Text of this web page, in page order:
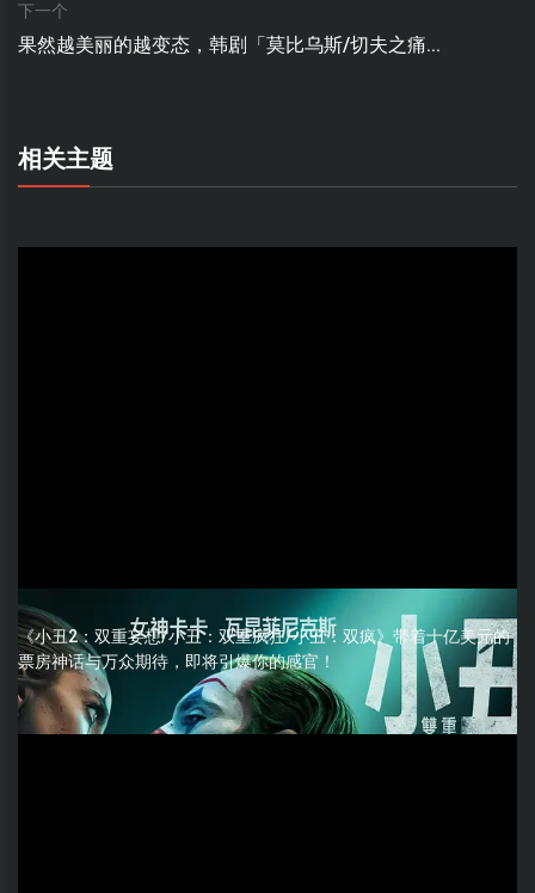
下一个
果然越美丽的越变态，韩剧「莫比乌斯/切夫之痛...
相关主题
《小丑2：双重妄想/小丑：双重疯狂/小丑：双疯》带着十亿美元的
票房神话与万众期待，即将引爆你的感官！